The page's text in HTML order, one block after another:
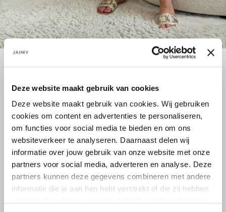
Deze website maakt gebruik van cookies
Deze website maakt gebruik van cookies. Wij gebruiken
cookies om content en advertenties te personaliseren,
om functies voor social media te bieden en om ons
websiteverkeer te analyseren. Daarnaast delen wij
informatie over jouw gebruik van onze website met onze
partners voor social media, adverteren en analyse. Deze
partners kunnen deze gegevens combineren met andere
informatie die je aan hen hebt verstrekt of die zij hebben
MUSTHAVE ALERT! We zijn helemaal verliefd op dit zomerse
jurkje lijkt. De stof heeft een linnen look waardoor hij perfect is
voor de zomer....
Lees meer
Lees meer
Maat:
M L